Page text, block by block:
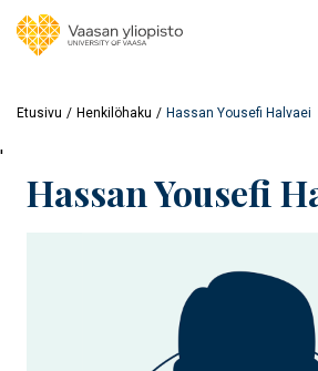
Etusivu Henkilöhaku Hassan Yousefi Halvaei
'
Hassan Yousefi